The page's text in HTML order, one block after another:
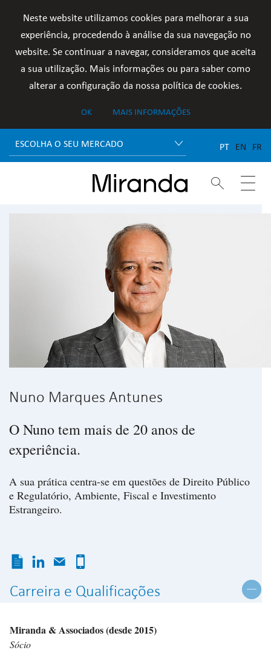
Neste website utilizamos cookies para melhorar a sua
experiência, procedendo à análise da sua navegação no
website. Se continuar a navegar, consideramos que aceita
a sua utilização. Mais informações ou para saber como
alterar a configuração da nossa política de cookies.
OK MAIS INFORMAÇÕES
ESCOLHA O SEU MERCADO PT EN FR
 
Nuno Marques Antunes
O Nuno tem mais de 20 anos de
experiência.
A sua prática centra-se em questões de Direito Público
e Regulatório, Ambiente, Fiscal e Investimento
Estrangeiro.
Carreira e Qualificações
Miranda & Associados (desde 2015)
Sócio